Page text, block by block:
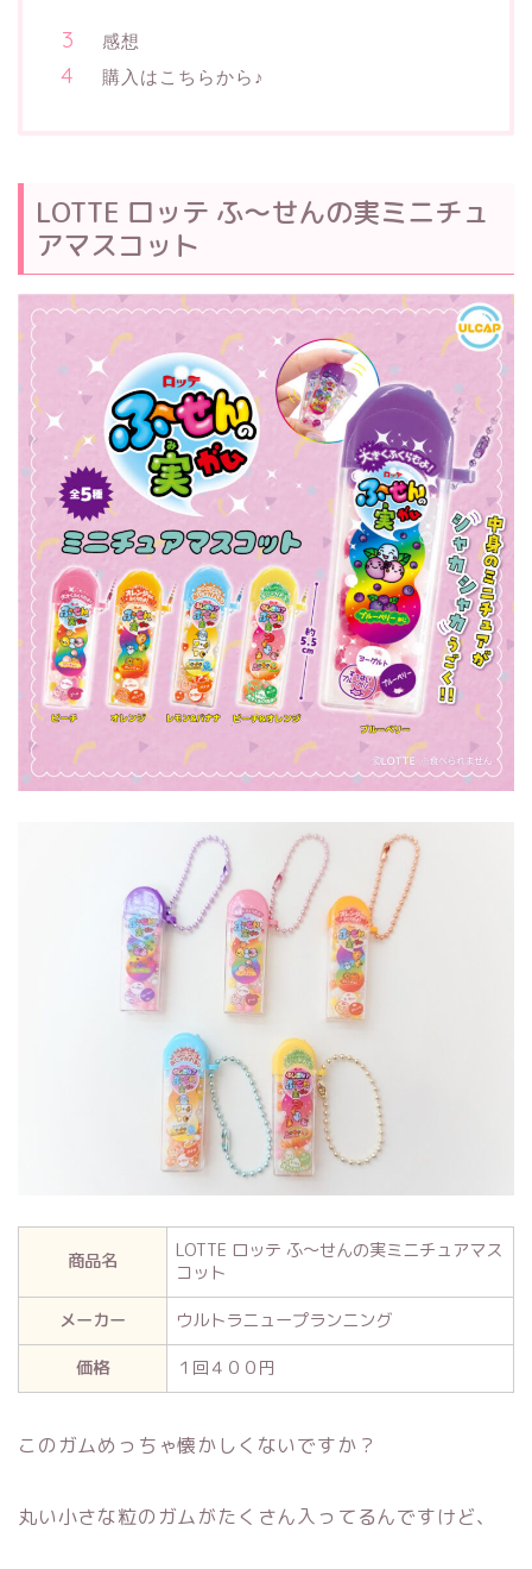
感想
購入はこちらから♪
LOTTE ロッテ ふ～せんの実ミニチュ
アマスコット
商品名
LOTTE ロッテ ふ～せんの実ミニチュアマス
コット
メーカー
ウルトラニュープランニング
価格
１回４００円
このガムめっちゃ懐かしくないですか？
丸い小さな粒のガムがたくさん入ってるんですけど、